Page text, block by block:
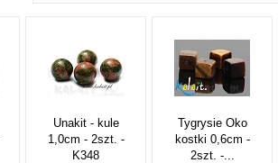
Unakit - kule
1,0cm - 2szt. -
K348
Tygrysie Oko
kostki 0,6cm -
2szt. -...